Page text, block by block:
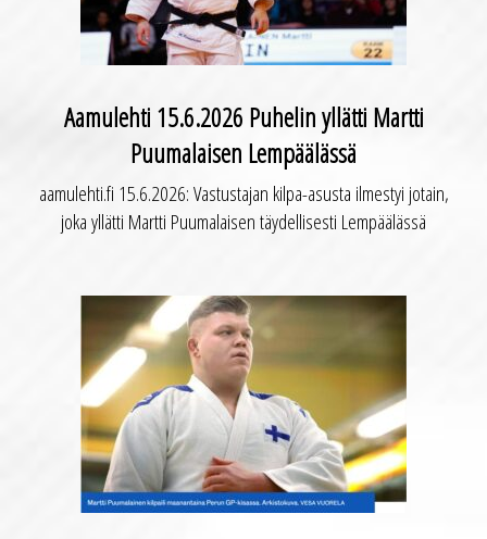
Aamulehti 15.6.2026 Puhelin yllätti Martti
Puumalaisen Lempäälässä
aamulehti.fi 15.6.2026: Vastustajan kilpa-asusta ilmestyi jotain,
joka yllätti Martti Puumalaisen täydellisesti Lempäälässä